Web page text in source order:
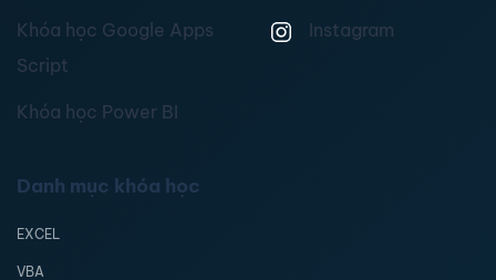
Khóa học Google Apps
Script
Khóa học Power BI
Instagram
Danh mục khóa học
EXCEL
VBA